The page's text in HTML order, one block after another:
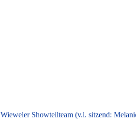
Wieweler Showteilteam (v.l. sitzend: